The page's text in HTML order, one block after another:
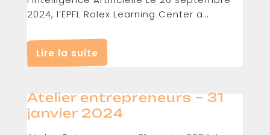
2024, l’EPFL Rolex Learning Center a
Lire la suite
Atelier entrepreneurs – 31
janvier 2024